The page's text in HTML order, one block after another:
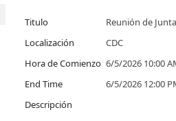
Titulo
Reunión de
Localización
CDC
Hora de Comienzo 6/5/2026 10:00
End Time
6/5/2026 12:00
Descripción